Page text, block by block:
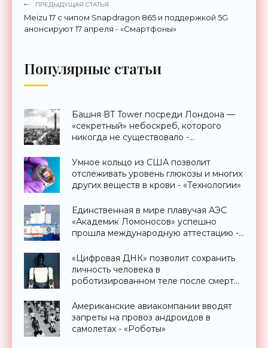
ПРЕДЫДУЩАЯ СТАТЬЯ
Meizu 17 с чипом Snapdragon 865 и поддержкой 5G
анонсируют 17 апреля - «Смартфоны»
Популярные статьи
Башня BT Tower посреди Лондона —
«секретный» небоскреб, которого
никогда не существовало -
Умное кольцо из США позволит
отслеживать уровень глюкозы и многих
других веществ в крови - «Технологии»
Единственная в мире плавучая АЭС
«Академик Ломоносов» успешно
прошла международную аттестацию -
«Цифровая ДНК» позволит сохранить
личность человека в
роботизированном теле после смерти
Американские авиакомпании вводят
запреты на провоз андроидов в
самолетах - «Роботы»